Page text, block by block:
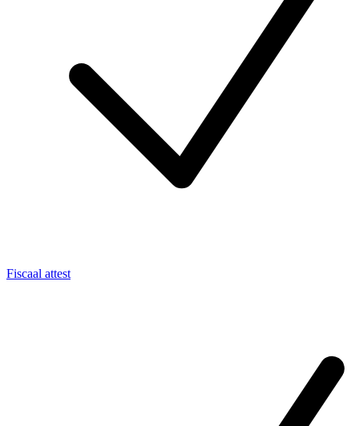
Fiscaal attest